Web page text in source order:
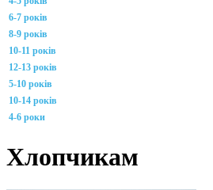
6-7 років
8-9 років
10-11 років
12-13 років
5-10 років
10-14 років
4-6 роки
Хлопчикам